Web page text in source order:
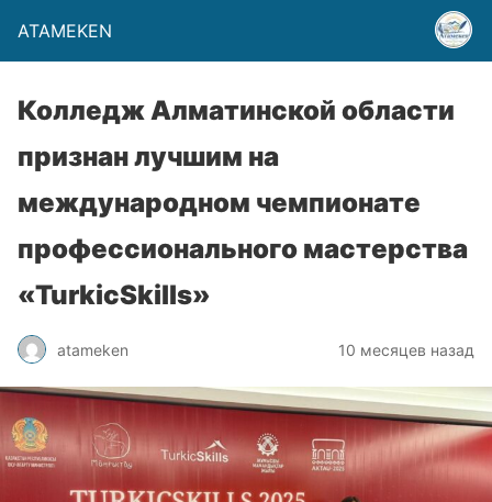
ATAMEKEN
Колледж Алматинской области
признан лучшим на
международном чемпионате
профессионального мастерства
«TurkicSkills»
atameken 10 месяцев назад